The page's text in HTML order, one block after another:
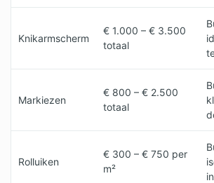
Knikarmscherm
€ 1.000 – € 3.500
totaal
Markiezen
€ 800 – € 2.500
totaal
Rolluiken
€ 300 – € 750 per
m²